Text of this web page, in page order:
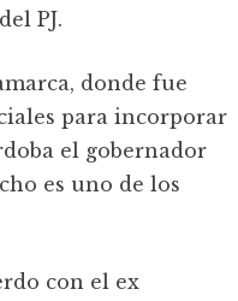
PJ.
donde fue
para incorporar
el gobernador
es uno de los
con el ex